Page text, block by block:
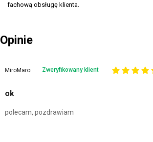
fachową obsługę klienta.
Opinie
MiroMaro Zweryfikowany klient
ok
polecam, pozdrawiam